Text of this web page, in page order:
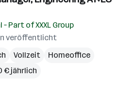
– Part of XXXL Group
veröffentlicht
Vollzeit
Homeoffice
€ jährlich